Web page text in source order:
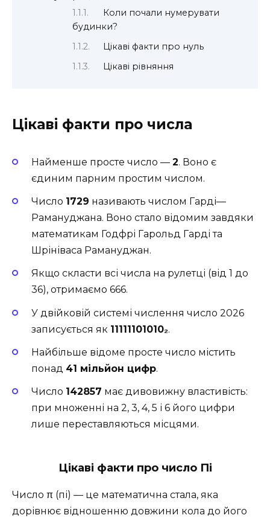
Коли почали нумерувати
будинки?
Цікаві факти про нуль
Цікаві рівняння
Цікаві факти про числа
Найменше просте число — 2. Воно є
єдиним парним простим числом.
Число 1729 називають числом Гарді—
Рамануджана. Воно стало відомим завдяки
математикам Годфрі Гарольд Гарді та
Шрініваса Рамануджан.
Якщо скласти всі числа на рулетці (від 1 до
36), отримаємо 666.
У двійковій системі числення число 2026
записується як 11111101010₂.
Найбільше відоме просте число містить
понад 41 мільйон цифр.
Число 142857 має дивовижну властивість:
при множенні на 2, 3, 4, 5 і 6 його цифри
лише переставляються місцями.
Цікаві факти про число Пі
Число π (пі) — це математична стала, яка
дорівнює відношенню довжини кола до його